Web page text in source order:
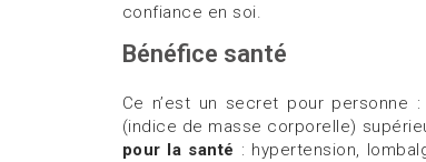
confiance en soi.
Bénéfice santé
Ce n’est un secret pour personne
(indice de masse corporelle)
pour la santé : hypertension,